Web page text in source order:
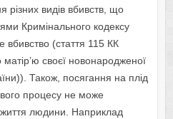
різних видів вбивств, що
Кримінального кодексу
вбивство (стаття 115 КК
своєї новонародженої
Також, посягання на плід
процесу не може
людини. Наприклад